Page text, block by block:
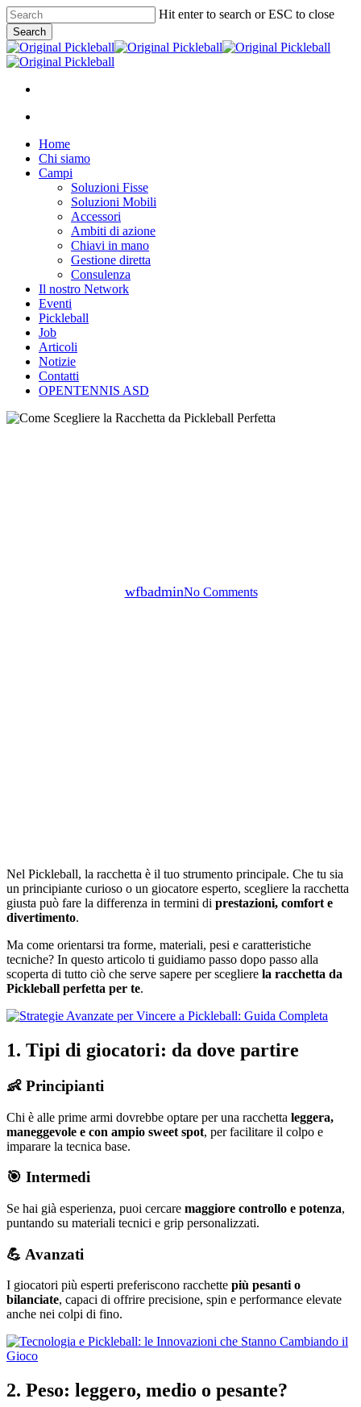
Skip
to
main
content
Hit enter to search or ESC to close
Search
Close
Search
Menu
search
Menu
Home
Chi siamo
Campi
Soluzioni Fisse
Soluzioni Mobili
Accessori
Ambiti di azione
Chiavi in mano
Gestione diretta
Consulenza
Il nostro Network
Eventi
Pickleball
Job
Articoli
Notizie
Contatti
OPENTENNIS ASD
wfbadminNo Comments
Nel Pickleball, la racchetta è il tuo strumento principale. Che tu sia
un principiante curioso o un giocatore esperto, scegliere la racchetta
giusta può fare la differenza in termini di prestazioni, comfort e
divertimento.
Ma come orientarsi tra forme, materiali, pesi e caratteristiche
tecniche? In questo articolo ti guidiamo passo dopo passo alla
scoperta di tutto ciò che serve sapere per scegliere la racchetta da
Pickleball perfetta per te.
1. Tipi di giocatori: da dove partire
👶 Principianti
Chi è alle prime armi dovrebbe optare per una racchetta leggera,
maneggevole e con ampio sweet spot, per facilitare il colpo e
imparare la tecnica base.
🎯 Intermedi
Se hai già esperienza, puoi cercare maggiore controllo e potenza,
puntando su materiali tecnici e grip personalizzati.
💪 Avanzati
I giocatori più esperti preferiscono racchette più pesanti o
bilanciate, capaci di offrire precisione, spin e performance elevate
anche nei colpi di fino.
2. Peso: leggero, medio o pesante?